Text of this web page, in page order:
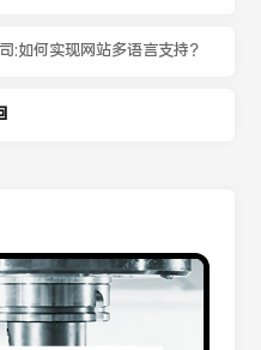
:如何实现网站多语言支持？